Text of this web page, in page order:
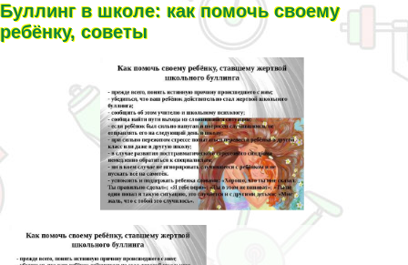
Буллинг в школе: как помочь своему
ребёнку, советы